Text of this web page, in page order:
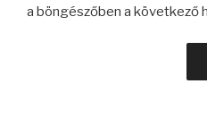
a böngészőben a következő